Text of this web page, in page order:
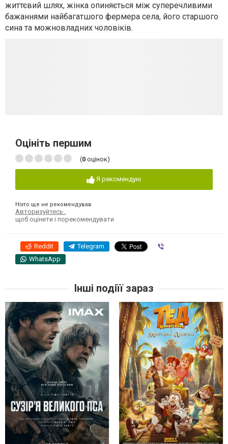
життєвий шлях, жінка опиняється між суперечливими
бажаннями найбагатшого фермера села, його старшого
сина та можновладних чоловіків.
Оцініть першим
(0 оцінок)
Я рекомендую
Ніхто ще не рекомендував
Авторизуйтесь
щоб оцінити і порекомендувати
Reddit Telegram
WhatsApp
Інші подіїї зараз